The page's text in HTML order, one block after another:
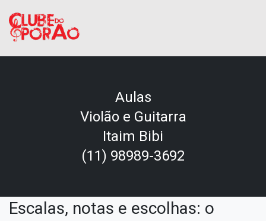
Aulas
Violão e Guitarra
Itaim Bibi
(11) 98989-3692
Escalas, notas e escolhas: o